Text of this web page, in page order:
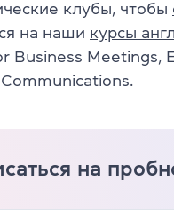
клубы, чтобы
на наши курсы
Business Meetings,
на